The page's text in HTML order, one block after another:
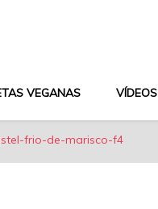
VEGANAS VÍDEOS
frio-de-marisco-f4